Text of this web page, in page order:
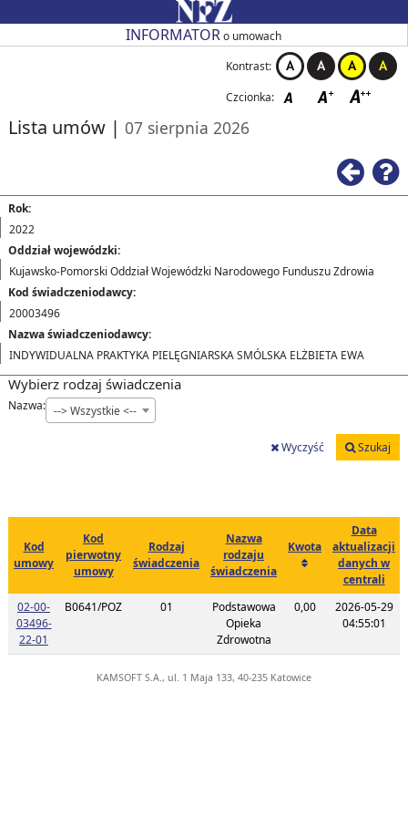
Przejdź do strony głównejINFORMATORo umowach
Kontrast:
Czcionka:
Lista umów | 07 sierpnia 2026
Rok:
2022
Oddział wojewódzki:
Kujawsko-Pomorski Oddział Wojewódzki Narodowego Funduszu Zdrowia
Kod świadczeniodawcy:
20003496
Nazwa świadczeniodawcy:
INDYWIDUALNA PRAKTYKA PIELĘGNIARSKA SMÓLSKA ELŻBIETA EWA
Wybierz rodzaj świadczenia
Nazwa: --> Wszystkie <--
Wyczyść Szukaj
Kod
umowy
Kod
pierwotny
umowy
Rodzaj
świadczenia
Nazwa
rodzaju
świadczenia
Kwota
Data
aktualizacji
danych w
centrali
02-00-
03496-
22-01 Link do listy planu umowy o kodzie 02-00-03496-22-01
B0641/POZ 01
Podstawowa
Opieka
Zdrowotna
0,00
2026-05-29
04:55:01
KAMSOFT S.A., ul. 1 Maja 133, 40-235 Katowice